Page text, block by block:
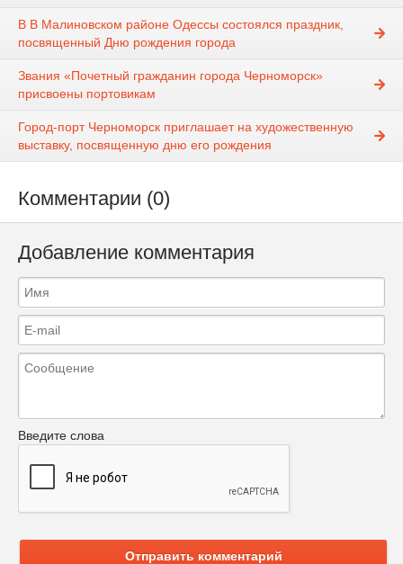
В В Малиновском районе Одессы состоялся праздник,
посвященный Дню рождения города
Звания «Почетный гражданин города Черноморск»
присвоены портовикам
Город-порт Черноморск приглашает на художественную
выставку, посвященную дню его рождения
Комментарии (0)
Добавление комментария
Введите слова
Отправить комментарий